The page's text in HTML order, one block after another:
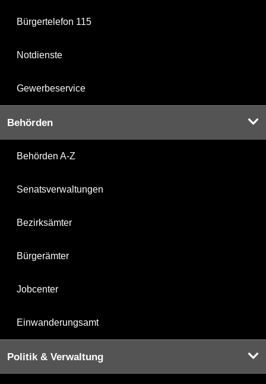
Bürgertelefon 115
Notdienste
Gewerbeservice
Behörden
Behörden A-Z
Senatsverwaltungen
Bezirksämter
Bürgerämter
Jobcenter
Einwanderungsamt
Politik & Verwaltung